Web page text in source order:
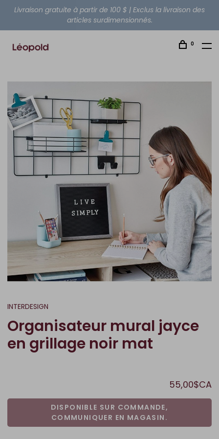
Livraison gratuite à partir de 100 $ | Exclus la livraison des
articles surdimensionnés.
0
INTERDESIGN
Organisateur mural jayce
en grillage noir mat
55,00$CA
DISPONIBLE SUR COMMANDE,
COMMUNIQUER EN MAGASIN.